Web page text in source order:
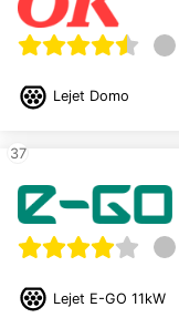
Lejet Domo
37
Lejet E-GO 11kW